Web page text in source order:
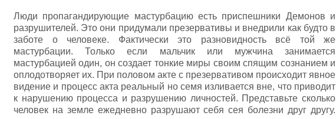
Люди пропагандирующие мастурбацию есть приспешники Демонов и
разрушителей. Это они придумали презервативы и внедрили как будто в
заботе о человеке. Фактически это разновидность всё той же
мастурбации. Только если мальчик или мужчина занимается
мастурбацией один, он создает тонкие миры своим спящим сознанием и
оплодотворяет их. При половом акте с презервативом происходит явное
видение и процесс акта реальный но семя изливается вне, что приводит
к нарушению процесса и разрушению личностей. Представьте сколько
человек на земле ежедневно разрушают себя сея болезни друг другу.